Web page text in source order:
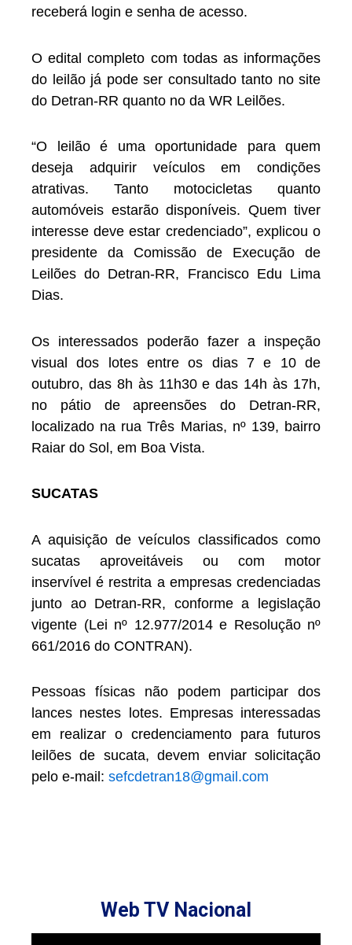
receberá login e senha de acesso.
O edital completo com todas as informações
do leilão já pode ser consultado tanto no site
do Detran-RR quanto no da WR Leilões.
“O leilão é uma oportunidade para quem
deseja adquirir veículos em condições
atrativas. Tanto motocicletas quanto
automóveis estarão disponíveis. Quem tiver
interesse deve estar credenciado”, explicou o
presidente da Comissão de Execução de
Leilões do Detran-RR, Francisco Edu Lima
Dias.
Os interessados poderão fazer a inspeção
visual dos lotes entre os dias 7 e 10 de
outubro, das 8h às 11h30 e das 14h às 17h,
no pátio de apreensões do Detran-RR,
localizado na rua Três Marias, nº 139, bairro
Raiar do Sol, em Boa Vista.
SUCATAS
A aquisição de veículos classificados como
sucatas aproveitáveis ou com motor
inservível é restrita a empresas credenciadas
junto ao Detran-RR, conforme a legislação
vigente (Lei nº 12.977/2014 e Resolução nº
661/2016 do CONTRAN).
Pessoas físicas não podem participar dos
lances nestes lotes. Empresas interessadas
em realizar o credenciamento para futuros
leilões de sucata, devem enviar solicitação
pelo e-mail: sefcdetran18@gmail.com
Web TV Nacional